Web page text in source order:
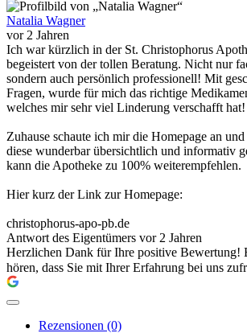
Natalia Wagner
vor 2 Jahren
Ich war kürzlich in der St. Christophorus
begeistert von der tollen Beratung. Nicht nur
sondern auch persönlich professionell! Mit
Fragen, wurde für mich das richtige
welches mir sehr viel Linderung verschafft hat!
Zuhause schaute ich mir die Homepage an und
diese wunderbar übersichtlich und informativ
kann die Apotheke zu 100% weiterempfehlen.
Hier kurz der Link zur Homepage:
christophorus-apo-pb.de
Antwort des Eigentümers vor 2 Jahren
Herzlichen Dank für Ihre positive Bewertung!
hören, dass Sie mit Ihrer Erfahrung bei uns
Rezensionen (0)